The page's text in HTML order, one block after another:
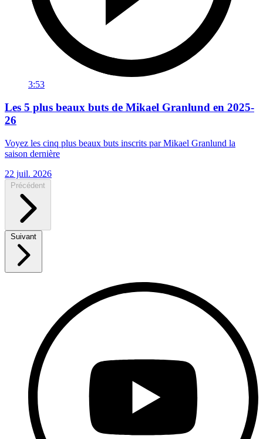
3:53
Les 5 plus beaux buts de Mikael Granlund en 2025-
26
Voyez les cinq plus beaux buts inscrits par Mikael Granlund la
saison dernière
22 juil. 2026
Précédent
Suivant